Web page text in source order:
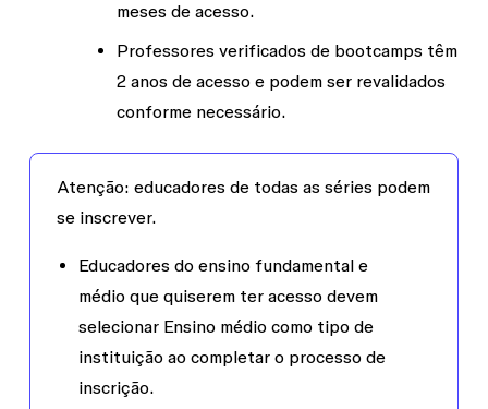
meses de acesso.
Professores verificados de bootcamps têm
2 anos de acesso e podem ser revalidados
conforme necessário.
Atenção: educadores de todas as séries podem
se inscrever.
Educadores do ensino fundamental e
médio que quiserem ter acesso devem
selecionar Ensino médio como tipo de
instituição ao completar o processo de
inscrição.